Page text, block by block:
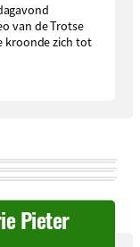
van de Trotse
kroonde zich tot
Pieter